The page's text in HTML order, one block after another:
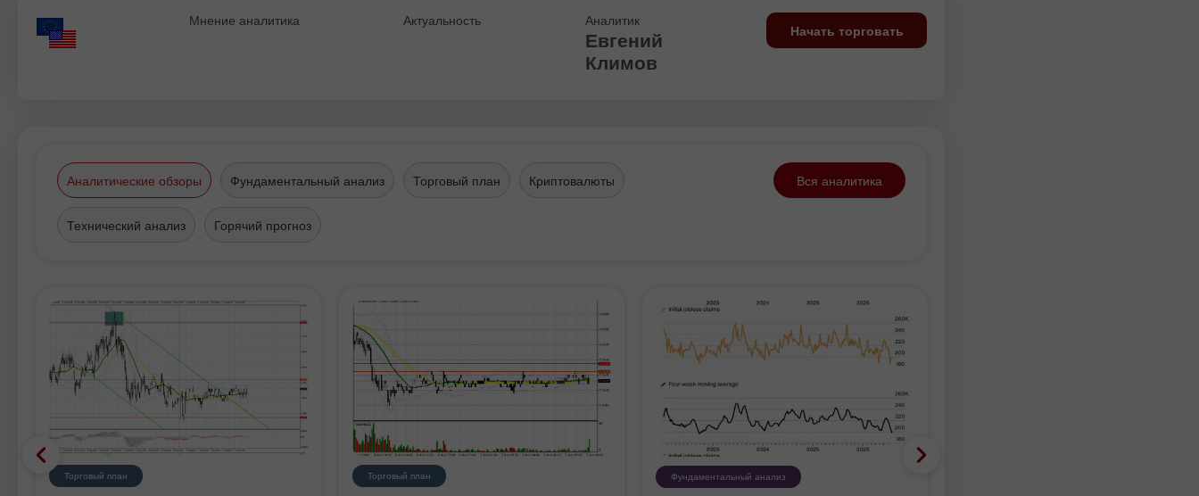
Мнение аналитика Актуальность Аналитик
Евгений
Климов
Начать торговать
Аналитические обзоры Фундаментальный анализ Торговый план Криптовалюты
Технический анализ Горячий прогноз
Вся аналитика
Торговый план Торговый план Фундаментальный анализ